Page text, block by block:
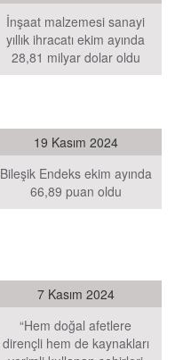
İnşaat malzemesi sanayi
yıllık ihracatı ekim ayında
28,81 milyar dolar oldu
19 Kasım 2024
Bileşik Endeks ekim ayında
66,89 puan oldu
7 Kasım 2024
“Hem doğal afetlere
dirençli hem de kaynakları